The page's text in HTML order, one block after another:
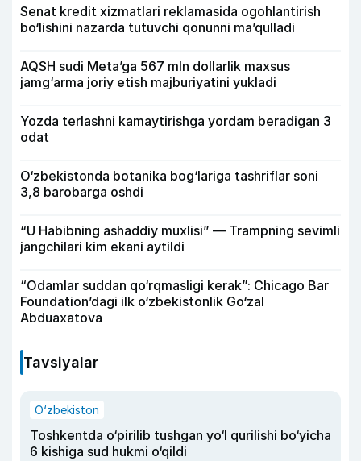
Senat kredit xizmatlari reklamasida ogohlantirish
bo‘lishini nazarda tutuvchi qonunni ma’qulladi
AQSH sudi Meta’ga 567 mln dollarlik maxsus
jamg‘arma joriy etish majburiyatini yukladi
Yozda terlashni kamaytirishga yordam beradigan 3
odat
O‘zbekistonda botanika bog‘lariga tashriflar soni
3,8 barobarga oshdi
“U Habibning ashaddiy muxlisi” — Trampning sevimli
jangchilari kim ekani aytildi
“Odamlar suddan qo‘rqmasligi kerak”: Chicago Bar
Foundation’dagi ilk o‘zbekistonlik Go‘zal
Abduaxatova
Tavsiyalar
O‘zbekiston
Toshkentda o‘pirilib tushgan yo‘l qurilishi bo‘yicha
6 kishiga sud hukmi o‘qildi